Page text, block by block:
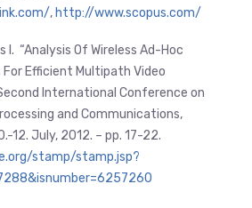
, http://www.scopus.com/
I. “Analysis Of Wireless Ad-Hoc
Efficient Multipath Video
International Conference on
and Communications,
12. July, 2012. – pp. 17-22.
stamp/stamp.jsp?